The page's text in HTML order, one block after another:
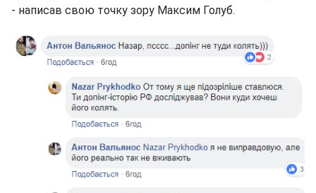
- написав свою точку зору Максим Голуб.